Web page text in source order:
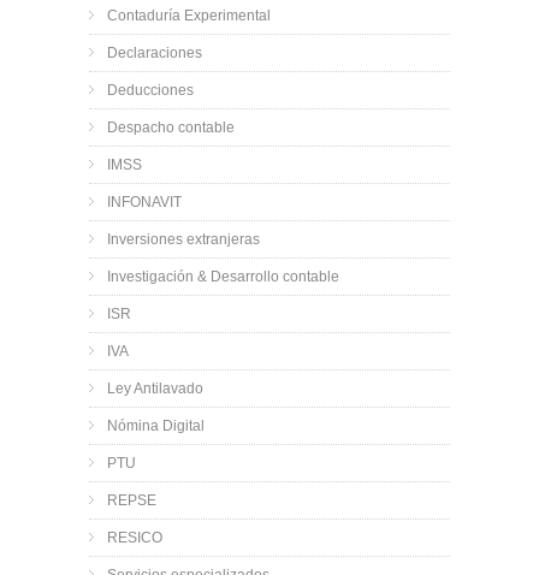
Contaduría Experimental
Declaraciones
Deducciones
Despacho contable
IMSS
INFONAVIT
Inversiones extranjeras
Investigación & Desarrollo contable
ISR
IVA
Ley Antilavado
Nómina Digital
PTU
REPSE
RESICO